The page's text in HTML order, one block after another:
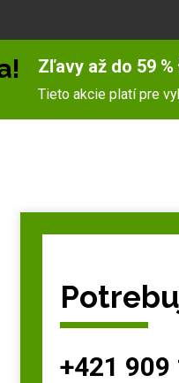
Zľavy až do 59
Tieto akcie platí pre
+421 909